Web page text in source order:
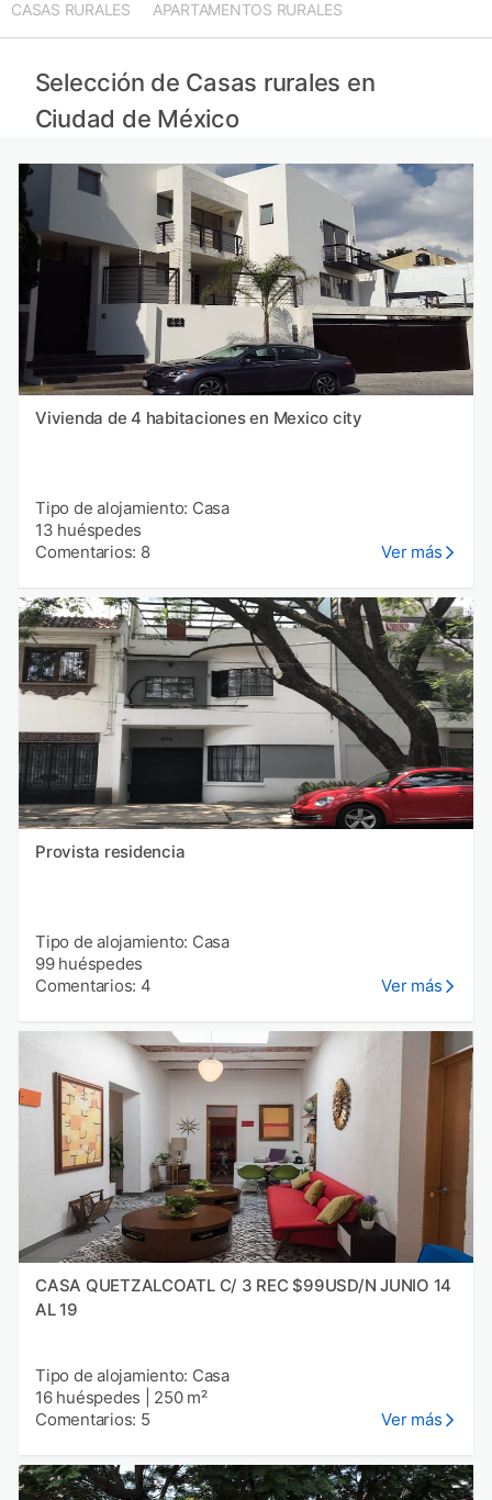
CASAS RURALES APARTAMENTOS RURALES
Selección de Casas rurales en
Ciudad de México
Vivienda de 4 habitaciones en Mexico city
Tipo de alojamiento: Casa
13 huéspedes
Comentarios: 8
Ver más
Provista residencia
Tipo de alojamiento: Casa
99 huéspedes
Comentarios: 4
Ver más
CASA QUETZALCOATL C/ 3 REC $99USD/N JUNIO 14
AL 19
Tipo de alojamiento: Casa
16 huéspedes
250 m²
Comentarios: 5
Ver más